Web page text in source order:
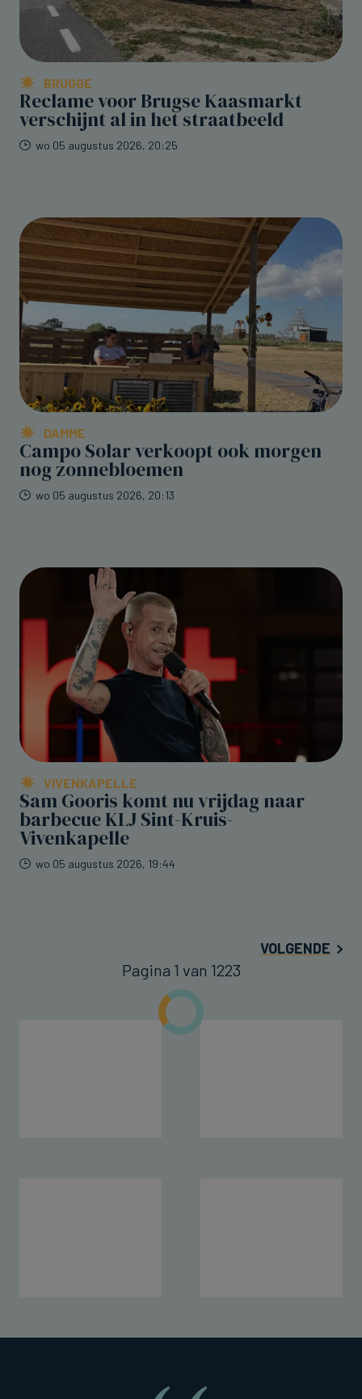
BRUGGE
Reclame voor Brugse Kaasmarkt
verschijnt al in het straatbeeld
wo 05 augustus 2026, 20:25
DAMME
Campo Solar verkoopt ook morgen
nog zonnebloemen
wo 05 augustus 2026, 20:13
VIVENKAPELLE
Sam Gooris komt nu vrijdag naar
barbecue KLJ Sint-Kruis-
Vivenkapelle
wo 05 augustus 2026, 19:44
VOLGENDE
Pagina 1 van 1223